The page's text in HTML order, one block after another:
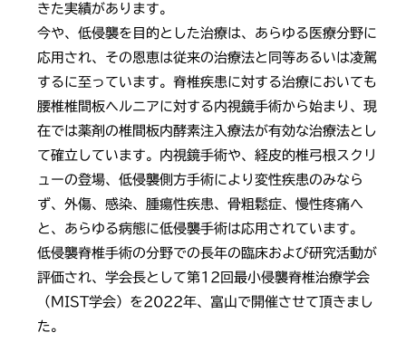
きた実績があります。
今や、低侵襲を目的とした治療は、あらゆる医療分野に
応用され、その恩恵は従来の治療法と同等あるいは凌駕
するに至っています。脊椎疾患に対する治療においても
腰椎椎間板ヘルニアに対する内視鏡手術から始まり、現
在では薬剤の椎間板内酵素注入療法が有効な治療法とし
て確立しています。内視鏡手術や、経皮的椎弓根スクリ
ューの登場、低侵襲側方手術により変性疾患のみなら
ず、外傷、感染、腫瘍性疾患、骨粗鬆症、慢性疼痛へ
と、あらゆる病態に低侵襲手術は応用されています。
低侵襲脊椎手術の分野での長年の臨床および研究活動が
評価され、学会長として第12回最小侵襲脊椎治療学会
（MIST学会）を2022年、富山で開催させて頂きまし
た。